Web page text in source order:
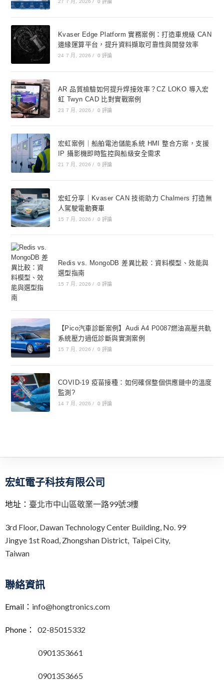
27 7 月, 2026 / 0 評論
Kvaser Edge Platform 實務案例：打造車規級 CAN
邊緣運算平台，提升資料擷取可靠性與開發效率
24 7 月, 2026 / 0 評論
AR 品質檢驗如何提升焊接效率？CZ LOKO 導入宏
虹 Twyn CAD 比對實戰案例
23 7 月, 2026 / 0 評論
宏虹案例｜船舶電池儲能系統 HMI 整合方案，支援
IP 攝影機即時監控與船級安全需求
21 7 月, 2026 / 0 評論
宏虹分享｜Kvaser CAN 技術助力 Chalmers 打造無
人駕駛電動賽車
15 7 月, 2026 / 0 評論
Redis vs. MongoDB 差異比較：資料模型、效能與
選型指南
15 7 月, 2026 / 0 評論
【Pico汽車診斷案例】Audi A4 P0087燃油高壓共軌
系統壓力過低診斷與實測案例
15 7 月, 2026 / 0 評論
COVID-19 疫苗接種：如何確保整個供應鏈中的溫度
監測?
14 7 月, 2026 / 0 評論
宏虹電子科技有限公司
地址： 臺北市中山區敬業一路99號3樓
3rd Floor, Dawan Technology Center Building, No. 99
Jingye 1st Road, Zhongshan District, Taipei City,
Taiwan
聯絡資訊
Email： info@hongtronics.com
Phone： 02-85015332
0901353661
0901353665